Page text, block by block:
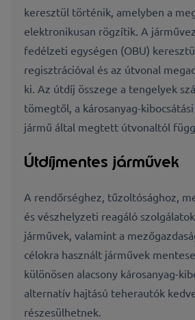
keresztül történik, amelyben a
elektronikusan rögzítik. A
fedélzeti egységen (OBU)
regisztrációval és az útvonal
ki. Az útdíj összege a tengelyek
tömegtől, a károsanyag-
jármű által megtett útvonaltól függ.
Útdíjmentes járművek
A rendőrséghez, tűzoltósághoz,
és vészhelyzeti reagáló
járművek, valamint a
célokra használt járművek
különösen alacsony károsanyag-
alternatív hajtású teherautók
részesülhetnek.